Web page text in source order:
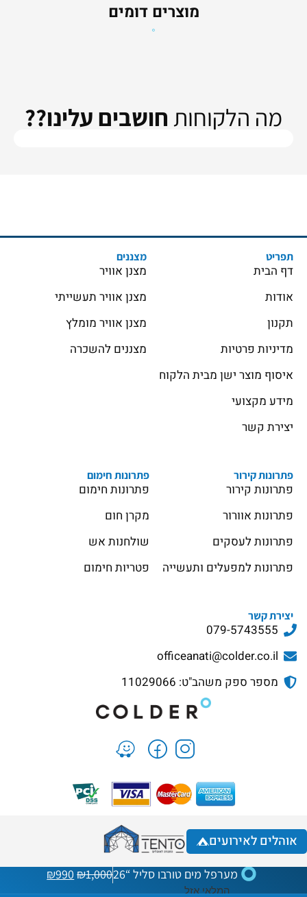
מוצרים דומים
מה הלקוחות חושבים עלינו??
מערפל מים טורבו סליל “26 ₪1,000
₪990
המלאי אזל
תפריט
דף הבית
אודות
תקנון
מדיניות פרטיות
איסוף מוצר ישן מבית הלקוח
מידע מקצועי
יצירת קשר
מצננים
מצנן אוויר
מצנן אוויר תעשייתי
מצנן אוויר מומלץ
מצננים להשכרה
פתרונות קירור
פתרונות קירור
פתרונות אוורור
פתרונות לעסקים
פתרונות למפעלים ותעשייה
פתרונות חימום
פתרונות חימום
מקרן חום
שולחנות אש
פטריות חימום
יצירת קשר
079-5743555
officeanati@colder.co.il
מספר ספק משהב"ט: 11029066
אוהלים לאירועים